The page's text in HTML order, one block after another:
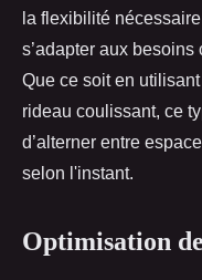
la flexibilité
s’adapter aux
Que ce soit en
rideau coulissant, ce
d’alterner entre
selon l'instant.
Optimisation